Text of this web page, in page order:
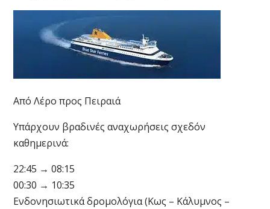
Από Λέρο προς Πειραιά
Υπάρχουν βραδινές αναχωρήσεις σχεδόν
καθημερινά:
22:45 → 08:15
00:30 → 10:35
Ενδονησιωτικά δρομολόγια (Κως – Κάλυμνος –